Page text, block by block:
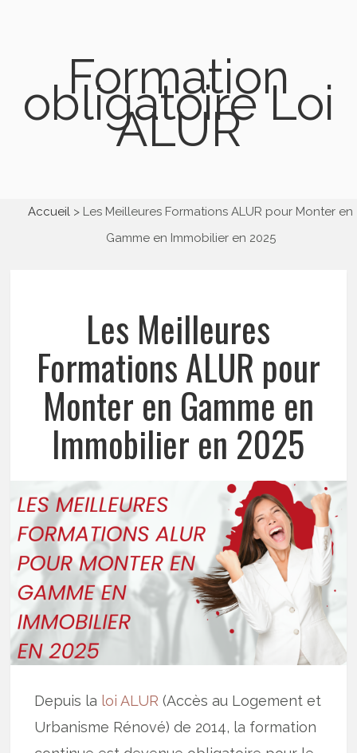
Formation
obligatoire Loi
ALUR
Accueil
Les Meilleures Formations ALUR pour Monter en
Gamme en Immobilier en 2025
Les Meilleures
Formations ALUR pour
Monter en Gamme en
Immobilier en 2025
Depuis la loi ALUR (Accès au Logement et
Urbanisme Rénové) de 2014, la formation